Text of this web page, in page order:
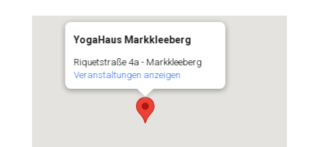
YogaHaus Markkleeberg
Riquetstraße 4a - Markkleeberg
Veranstaltungen anzeigen